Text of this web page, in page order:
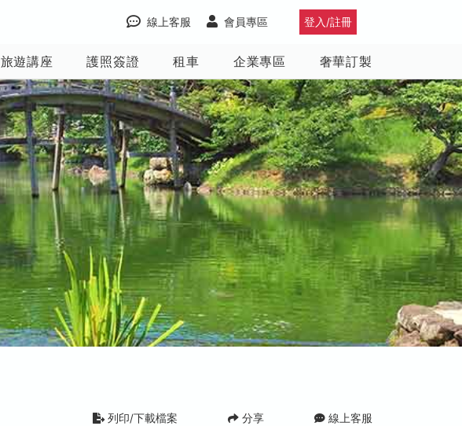
登入/註冊
會員專區
線上客服
旅遊講座 護照簽證 租車 企業專區 奢華訂製
列印/下載檔案 分享 線上客服